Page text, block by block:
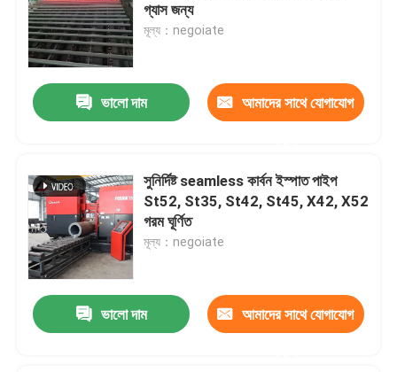
পণ্য
ভিডিও
আমাদের সম্বন্ধে
গ্যাস জন্য
মূল্য：negoiate
ভালো দাম আমাদের সাথে যোগাযোগ
সুনির্দিষ্ট seamless কার্বন ইস্পাত পাইপ
St52, St35, St42, St45, X42, X52
গরম ঘূর্ণিত
মূল্য：negoiate
ভালো দাম আমাদের সাথে যোগাযোগ